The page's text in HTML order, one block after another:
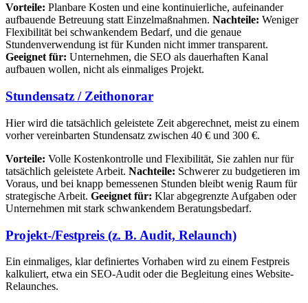
Vorteile: Planbare Kosten und eine kontinuierliche, aufeinander
aufbauende Betreuung statt Einzelmaßnahmen. Nachteile: Weniger
Flexibilität bei schwankendem Bedarf, und die genaue
Stundenverwendung ist für Kunden nicht immer transparent.
Geeignet für: Unternehmen, die SEO als dauerhaften Kanal
aufbauen wollen, nicht als einmaliges Projekt.
Stundensatz / Zeithonorar
Hier wird die tatsächlich geleistete Zeit abgerechnet, meist zu einem
vorher vereinbarten Stundensatz zwischen 40 € und 300 €.
Vorteile: Volle Kostenkontrolle und Flexibilität, Sie zahlen nur für
tatsächlich geleistete Arbeit. Nachteile: Schwerer zu budgetieren im
Voraus, und bei knapp bemessenen Stunden bleibt wenig Raum für
strategische Arbeit. Geeignet für: Klar abgegrenzte Aufgaben oder
Unternehmen mit stark schwankendem Beratungsbedarf.
Projekt-/Festpreis (z. B. Audit, Relaunch)
Ein einmaliges, klar definiertes Vorhaben wird zu einem Festpreis
kalkuliert, etwa ein SEO-Audit oder die Begleitung eines Website-
Relaunches.